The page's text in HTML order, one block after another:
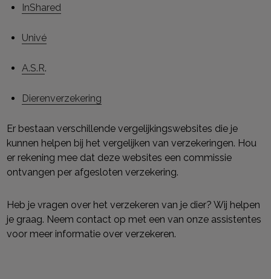
InShared
Univé
A.S.R.
Dierenverzekering
Er bestaan verschillende vergelijkingswebsites die je
kunnen helpen bij het vergelijken van verzekeringen. Hou
er rekening mee dat deze websites een commissie
ontvangen per afgesloten verzekering.
Heb je vragen over het verzekeren van je dier? Wij helpen
je graag. Neem contact op met een van onze assistentes
voor meer informatie over verzekeren.